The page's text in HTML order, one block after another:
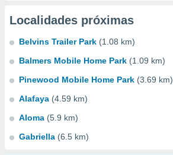
Localidades próximas
Belvins Trailer Park (1.08 km)
Balmers Mobile Home Park (1.09 km)
Pinewood Mobile Home Park (3.69 km)
Alafaya (4.59 km)
Aloma (5.9 km)
Gabriella (6.5 km)